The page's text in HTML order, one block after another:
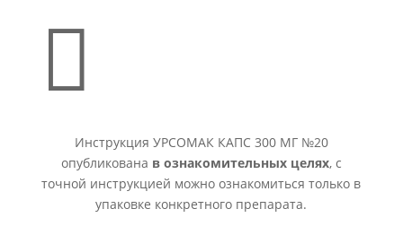

Инструкция УРСОМАК КАПС 300 МГ №20
опубликована в ознакомительных целях, с
точной инструкцией можно ознакомиться только в
упаковке конкретного препарата.